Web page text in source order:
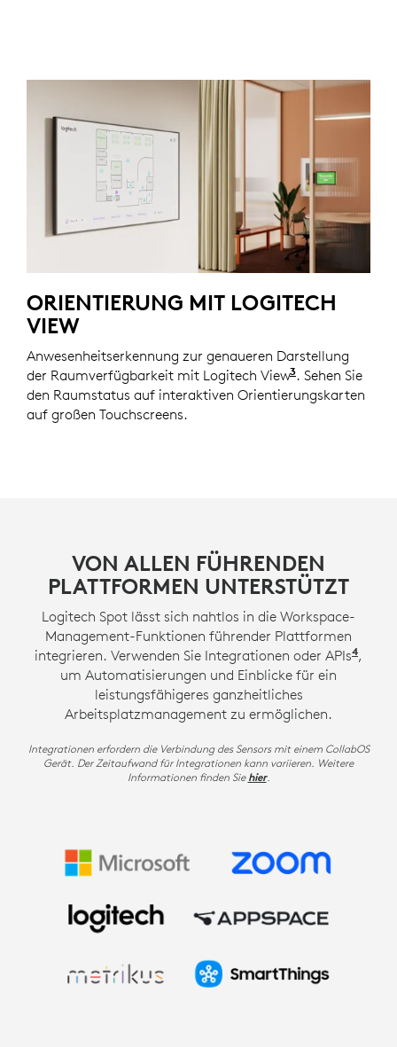
ORIENTIERUNG MIT LOGITECH
VIEW
Anwesenheitserkennung zur genaueren Darstellung
der Raumverfügbarkeit mit Logitech View3Erfordert eine
. Sehen Sie
den Raumstatus auf interaktiven Orientierungskarten
auf großen Touchscreens.
VON ALLEN FÜHRENDEN
PLATTFORMEN UNTERSTÜTZT
Logitech Spot lässt sich nahtlos in die Workspace-
Management-Funktionen führender Plattformen
integrieren. Verwenden Sie Integrationen oder APIs4APIs
,
um Automatisierungen und Einblicke für ein
leistungsfähigeres ganzheitliches
Arbeitsplatzmanagement zu ermöglichen.
Integrationen erfordern die Verbindung des Sensors mit einem CollabOS
Gerät. Der Zeitaufwand für Integrationen kann variieren. Weitere
Informationen finden Sie hier.